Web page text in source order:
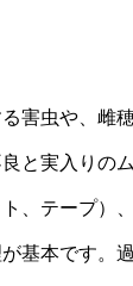
害虫や、雌
と実入りの
、テープ）
基本です。